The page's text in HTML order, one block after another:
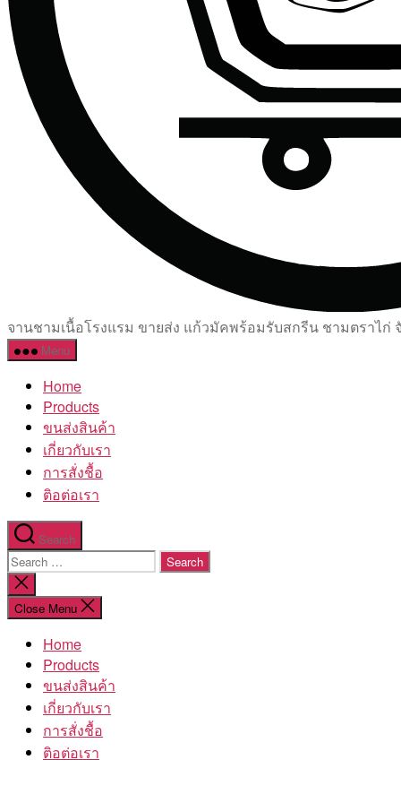
จานชามเนื้อโรงแรม ขายส่ง แก้วมัคพร้อมรับสกรีน ชามตราไก่
Menu
Home
Products
ขนส่งสินค้า
เกี่ยวกับเรา
การสั่งชื้อ
ติอต่อเรา
Search
Search
for:
Close
search
Close Menu
Home
Products
ขนส่งสินค้า
เกี่ยวกับเรา
การสั่งชื้อ
ติอต่อเรา